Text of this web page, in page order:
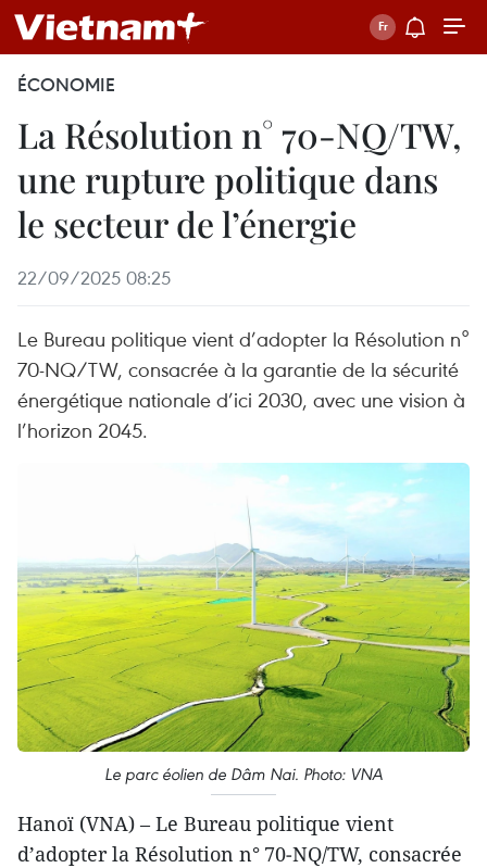
ÉCONOMIE
La Résolution n° 70‑NQ/TW,
une rupture politique dans
le secteur de l’énergie
22/09/2025 08:25
Le Bureau politique vient d’adopter la Résolution n°
70‑NQ/TW, consacrée à la garantie de la sécurité
énergétique nationale d’ici 2030, avec une vision à
l’horizon 2045.
Le parc éolien de Dâm Nai. Photo: VNA
Hanoï (VNA) – Le Bureau politique vient
d’adopter la Résolution n° 70‑NQ/TW, consacrée